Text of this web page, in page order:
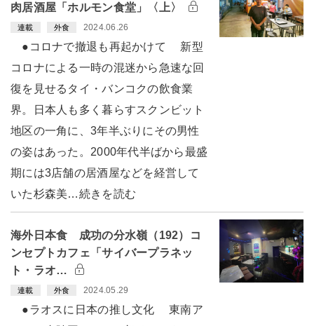
肉居酒屋「ホルモン食堂」〈上〉
連載 外食 2024.06.26
●コロナで撤退も再起かけて 新型
コロナによる一時の混迷から急速な回
復を見せるタイ・バンコクの飲食業
界。日本人も多く暮らすスクンビット
地区の一角に、3年半ぶりにその男性
の姿はあった。2000年代半ばから最盛
期には3店舗の居酒屋などを経営して
いた杉森美…続きを読む
海外日本食 成功の分水嶺（192）コ
ンセプトカフェ「サイバープラネッ
ト・ラオ…
連載 外食 2024.05.29
●ラオスに日本の推し文化 東南ア